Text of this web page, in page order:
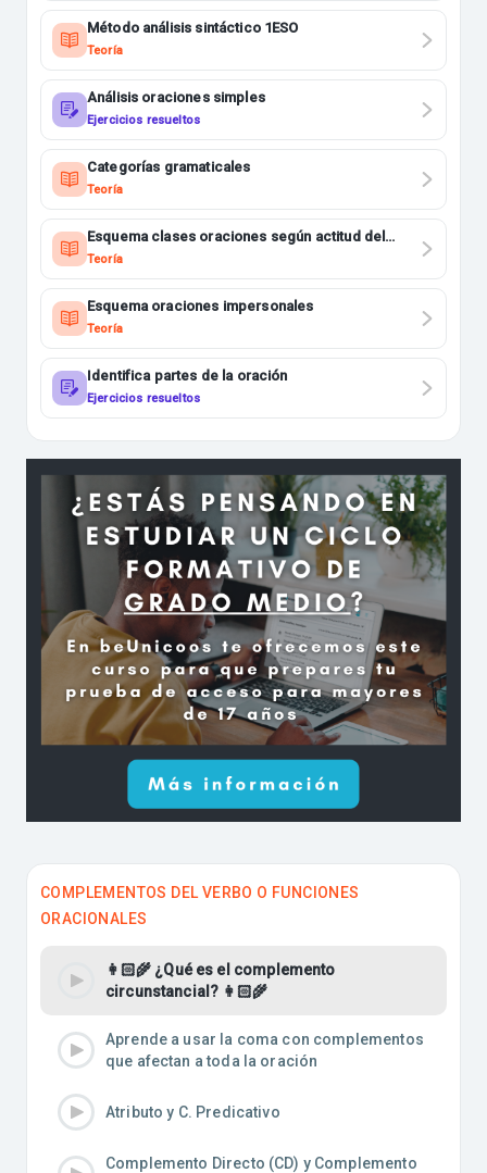
Método análisis sintáctico 1ESO
Teoría
Análisis oraciones simples
Ejercicios resueltos
Categorías gramaticales
Teoría
Esquema clases oraciones según actitud del
hablante
Teoría
Esquema oraciones impersonales
Teoría
Identifica partes de la oración
Ejercicios resueltos
COMPLEMENTOS DEL VERBO O FUNCIONES
ORACIONALES
👩🏻‍🌾 ¿Qué es el complemento
circunstancial? 👩🏻‍🌾
Aprende a usar la coma con complementos
que afectan a toda la oración
Atributo y C. Predicativo
Complemento Directo (CD) y Complemento